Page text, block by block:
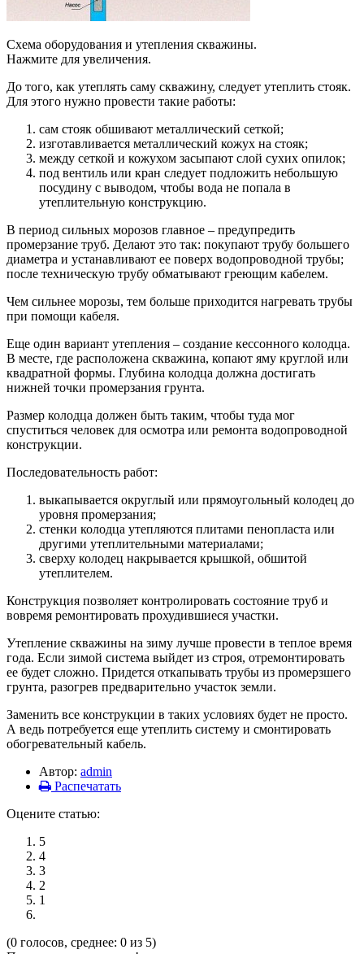
Схема оборудования и утепления скважины.
Нажмите для увеличения.
До того, как утеплять саму скважину, следует утеплить стояк.
Для этого нужно провести такие работы:
сам стояк обшивают металлический сеткой;
изготавливается металлический кожух на стояк;
между сеткой и кожухом засыпают слой сухих опилок;
под вентиль или кран следует подложить небольшую
посудину с выводом, чтобы вода не попала в
утеплительную конструкцию.
В период сильных морозов главное – предупредить
промерзание труб. Делают это так: покупают трубу большего
диаметра и устанавливают ее поверх водопроводной трубы;
после техническую трубу обматывают греющим кабелем.
Чем сильнее морозы, тем больше приходится нагревать трубы
при помощи кабеля.
Еще один вариант утепления – создание кессонного колодца.
В месте, где расположена скважина, копают яму круглой или
квадратной формы. Глубина колодца должна достигать
нижней точки промерзания грунта.
Размер колодца должен быть таким, чтобы туда мог
спуститься человек для осмотра или ремонта водопроводной
конструкции.
Последовательность работ:
выкапывается округлый или прямоугольный колодец до
уровня промерзания;
стенки колодца утепляются плитами пенопласта или
другими утеплительными материалами;
сверху колодец накрывается крышкой, обшитой
утеплителем.
Конструкция позволяет контролировать состояние труб и
вовремя ремонтировать прохудившиеся участки.
Утепление скважины на зиму лучше провести в теплое время
года. Если зимой система выйдет из строя, отремонтировать
ее будет сложно. Придется откапывать трубы из промерзшего
грунта, разогрев предварительно участок земли.
Заменить все конструкции в таких условиях будет не просто.
А ведь потребуется еще утеплить систему и смонтировать
обогревательный кабель.
Автор: admin
Распечатать
Оцените статью:
5
4
3
2
1
(0 голосов, среднее: 0 из 5)